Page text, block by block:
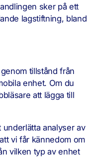
sker på ett
lagstiftning, bland
tillstånd från
enhet. Om du
att lägga till
analyser av
vi får kännedom om
vilken typ av enhet